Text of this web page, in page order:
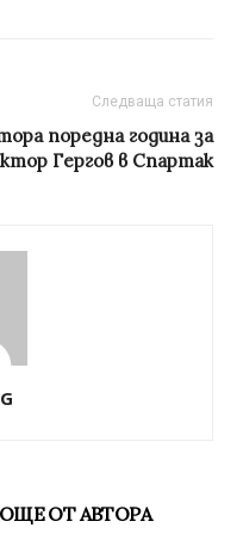
Следваща статия
поредна година за
Гергов в Спартак
ОЩЕ ОТ АВТОРА